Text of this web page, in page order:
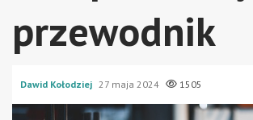
przewodnik
Dawid Kołodziej 27 maja 2024 1505